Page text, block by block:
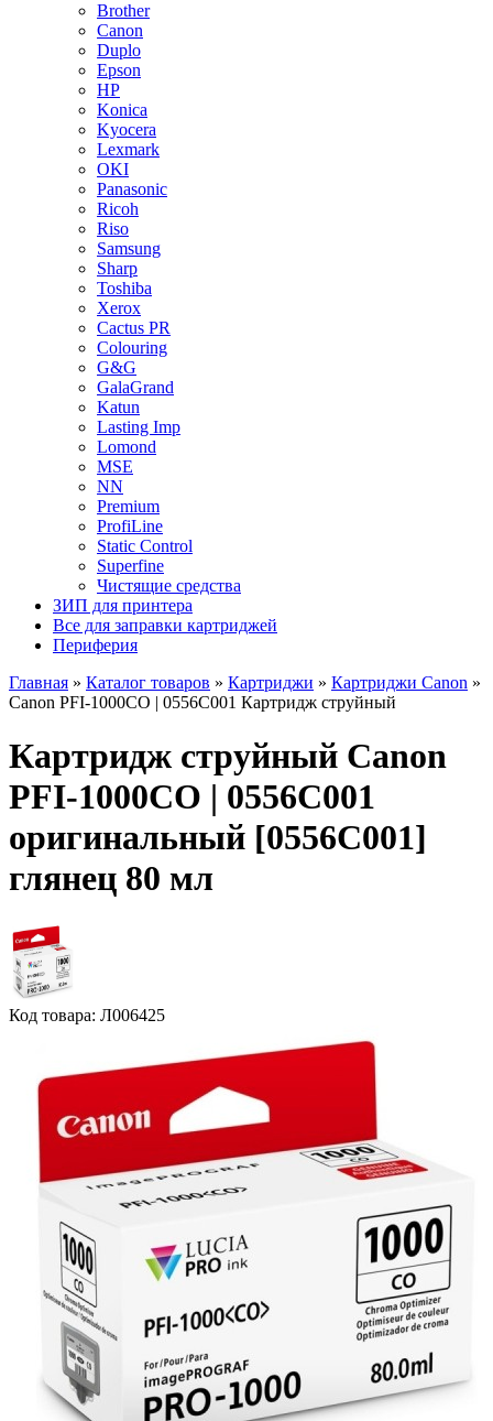
Brother
Canon
Duplo
Epson
HP
Konica
Kyocera
Lexmark
OKI
Panasonic
Ricoh
Riso
Samsung
Sharp
Toshiba
Xerox
Cactus PR
Colouring
G&G
GalaGrand
Katun
Lasting Imp
Lomond
MSE
NN
Premium
ProfiLine
Static Control
Superfine
Чистящие средства
ЗИП для принтера
Все для заправки картриджей
Периферия
Главная » Каталог товаров » Картриджи » Картриджи Canon »
Canon PFI-1000CO | 0556C001 Картридж струйный
Картридж струйный Canon
PFI-1000CO | 0556C001
оригинальный [0556C001]
глянец 80 мл
Код товара: Л006425